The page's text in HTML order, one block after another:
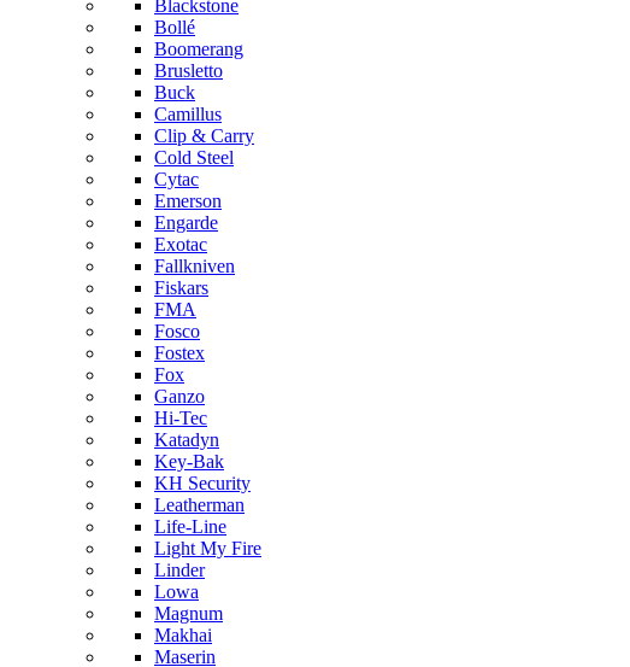
Blackstone
Bollé
Boomerang
Brusletto
Buck
Camillus
Clip & Carry
Cold Steel
Cytac
Emerson
Engarde
Exotac
Fallkniven
Fiskars
FMA
Fosco
Fostex
Fox
Ganzo
Hi-Tec
Katadyn
Key-Bak
KH Security
Leatherman
Life-Line
Light My Fire
Linder
Lowa
Magnum
Makhai
Maserin